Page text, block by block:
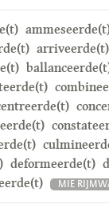
arriveerde(t)
deformeerde(t)
MIE